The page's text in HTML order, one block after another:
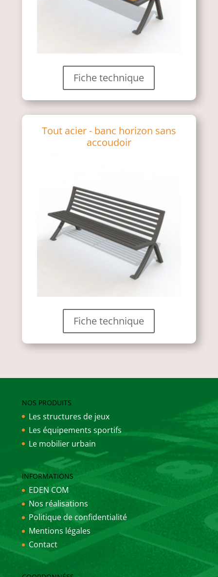
Fiche technique
Tout acier - banc horizon sans
accoudoir
Fiche technique
NOS PRODUITS
Les structures de jeux
Les équipements sportifs
Le mobilier urbain
INFORMATIONS
EDEN COM
Nos réalisations
Politique de confidentialité
Mentions légales
Contact